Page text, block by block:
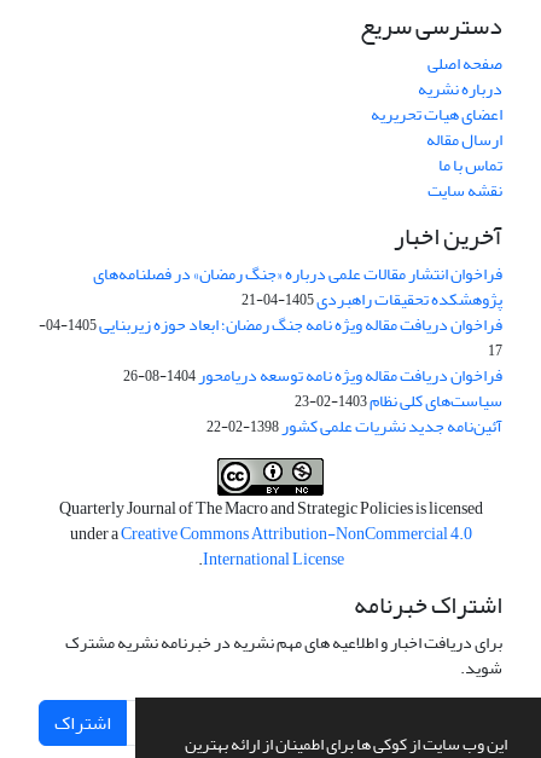
این وب سایت از کوکی ها برای اطمینان از ارائه بهترین
دسترسی سریع
صفحه اصلی
درباره نشریه
اعضای هیات تحریریه
ارسال مقاله
تماس با ما
نقشه سایت
آخرین اخبار
فراخوان انتشار مقالات علمی درباره «جنگ رمضان» در فصلنامه‌های
پژوهشکده تحقیقات راهبردی1405-04-21
فراخوان دریافت مقاله ویژه نامه جنگ رمضان؛ ابعاد حوزه زیربنایی
1405-04-
17
فراخوان دریافت مقاله ویژه نامه توسعه دریامحور1404-08-26
سیاست‌های کلی نظام1403-02-23
آئین‌نامه جدید نشریات علمی کشور1398-02-22
Quarterly Journal of The Macro and Strategic Policies is licensed
under aCreative Commons Attribution-NonCommercial 4.0
International License
.
اشتراک خبرنامه
برای دریافت اخبار و اطلاعیه های مهم نشریه در خبرنامه نشریه مشترک
شوید.
اشتراک